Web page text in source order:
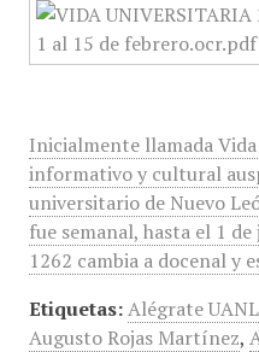
Inicialmente llamada
informativo y cultural
universitario de Nuevo
fue semanal, hasta el 1
1262 cambia a docenal y
Etiquetas: Alégrate UANL
Augusto Rojas Martínez,